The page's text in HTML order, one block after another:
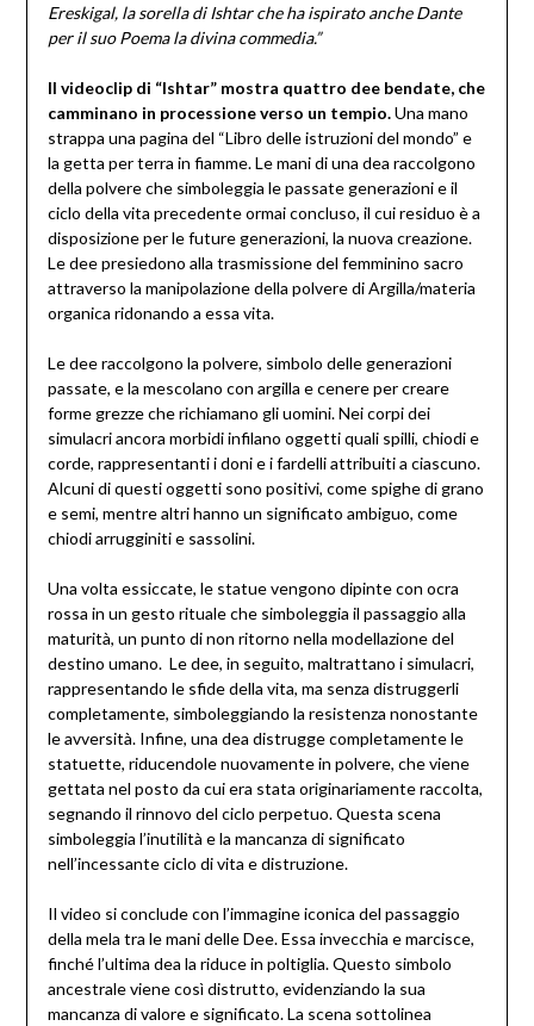
Ereskigal, la sorella di Ishtar che ha ispirato anche Dante
per il suo Poema la divina commedia.”
Il videoclip di “Ishtar” mostra quattro dee bendate, che
camminano in processione verso un tempio.Una mano
strappa una pagina del “Libro delle istruzioni del mondo” e
la getta per terra in fiamme. Le mani di una dea raccolgono
della polvere che simboleggia le passate generazioni e il
ciclo della vita precedente ormai concluso, il cui residuo è a
disposizione per le future generazioni, la nuova creazione.
Le dee presiedono alla trasmissione del femminino sacro
attraverso la manipolazione della polvere di Argilla/materia
organica ridonando a essa vita.
Le dee raccolgono la polvere, simbolo delle generazioni
passate, e la mescolano con argilla e cenere per creare
forme grezze che richiamano gli uomini. Nei corpi dei
simulacri ancora morbidi infilano oggetti quali spilli, chiodi e
corde, rappresentanti i doni e i fardelli attribuiti a ciascuno.
Alcuni di questi oggetti sono positivi, come spighe di grano
e semi, mentre altri hanno un significato ambiguo, come
chiodi arrugginiti e sassolini.
Una volta essiccate, le statue vengono dipinte con ocra
rossa in un gesto rituale che simboleggia il passaggio alla
maturità, un punto di non ritorno nella modellazione del
destino umano. Le dee, in seguito, maltrattano i simulacri,
rappresentando le sfide della vita, ma senza distruggerli
completamente, simboleggiando la resistenza nonostante
le avversità. Infine, una dea distrugge completamente le
statuette, riducendole nuovamente in polvere, che viene
gettata nel posto da cui era stata originariamente raccolta,
segnando il rinnovo del ciclo perpetuo. Questa scena
simboleggia l’inutilità e la mancanza di significato
nell’incessante ciclo di vita e distruzione.
Il video si conclude con l’immagine iconica del passaggio
della mela tra le mani delle Dee. Essa invecchia e marcisce,
finché l’ultima dea la riduce in poltiglia. Questo simbolo
ancestrale viene così distrutto, evidenziando la sua
mancanza di valore e significato. La scena sottolinea